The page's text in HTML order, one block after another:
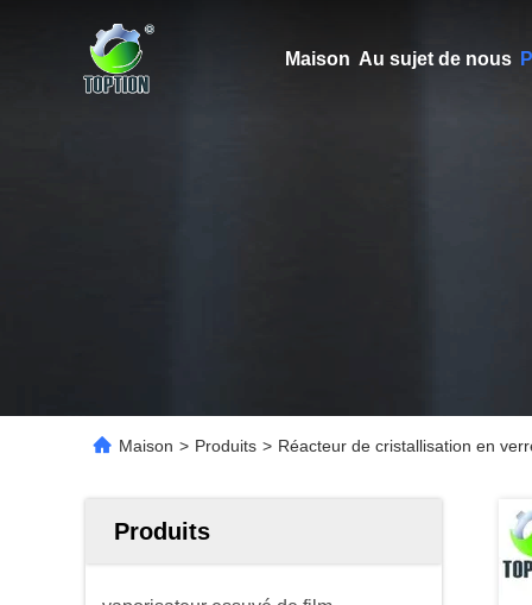
Maison Au sujet de nous
Maison > Produits > Réacteur de cristallisation en
Produits